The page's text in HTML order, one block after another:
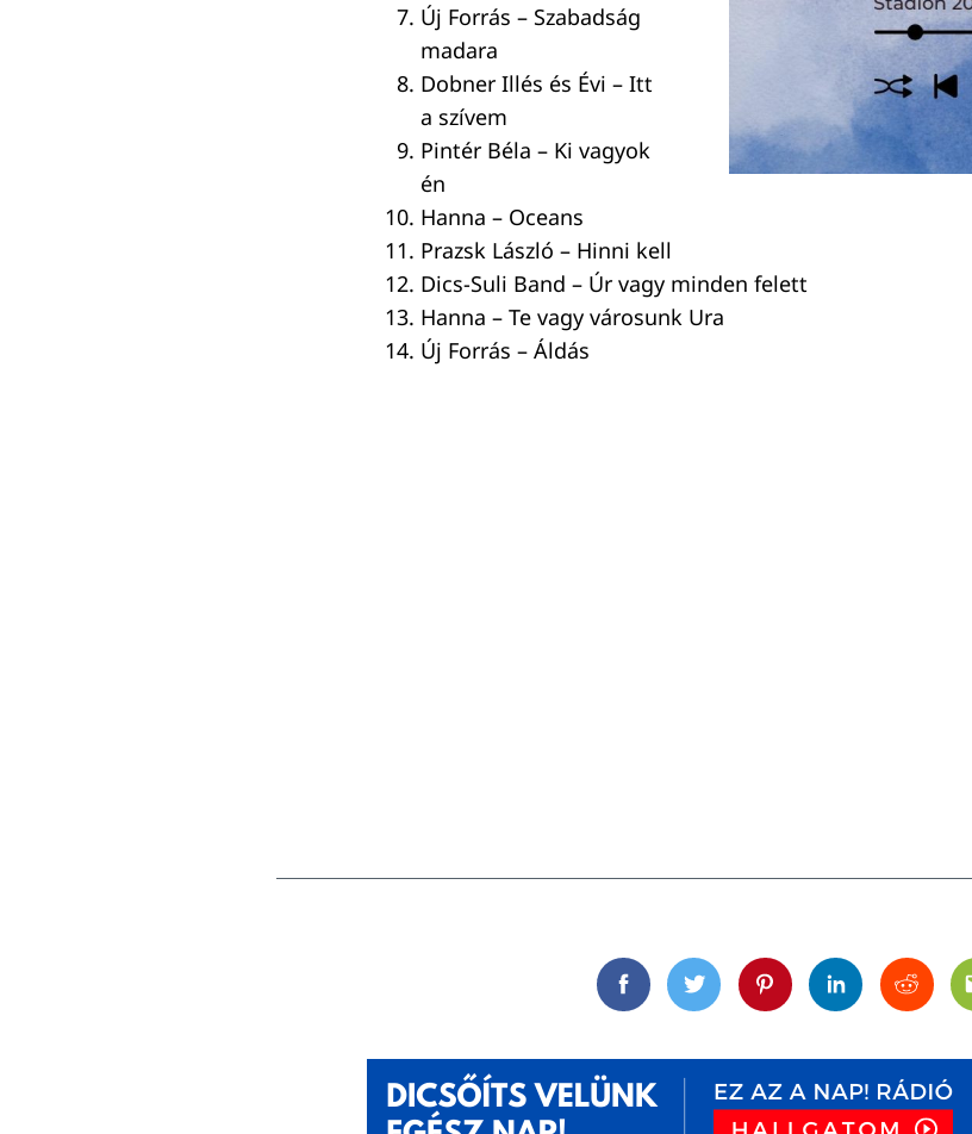
Új Forrás – Szabadság
madara
Dobner Illés és Évi – Itt
a szívem
Pintér Béla – Ki vagyok
én
Hanna – Oceans
Prazsk László – Hinni kell
Dics-Suli Band – Úr vagy minden felett
Hanna – Te vagy városunk Ura
Új Forrás – Áldás
FacebookTwitterPinterestLinkedinReddit